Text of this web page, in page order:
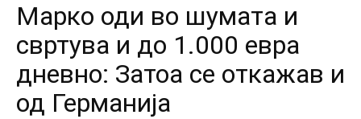
Марко оди во шумата и
свртува и до 1.000 евра
дневно: Затоа се откажав и
од Германија